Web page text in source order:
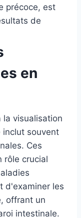
précoce, est
de
en
la visualisation
inclut souvent
Ces
rôle crucial
d'examiner les
offrant un
intestinale.